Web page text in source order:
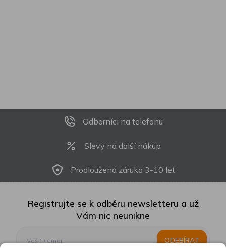
Odborníci na telefonu
Slevy na další nákup
Prodloužená záruka 3-10 let
Registrujte se k odběru newsletteru a už
Vám nic neunikne
ODEBÍRAT